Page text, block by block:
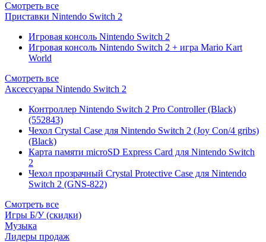
Смотреть все
Приставки Nintendo Switch 2
Игровая консоль Nintendo Switch 2
Игровая консоль Nintendo Switch 2 + игра Mario Kart
World
Смотреть все
Аксессуары Nintendo Switch 2
Контроллер Nintendo Switch 2 Pro Controller (Black)
(552843)
Чехол Сrystal Сase для Nintendo Switch 2 (Joy Con/4 gribs)
(Black)
Карта памяти microSD Express Card для Nintendo Switch
2
Чехол прозрачный Crystal Protective Case для Nintendo
Switch 2 (GNS-822)
Смотреть все
Игры Б/У (скидки)
Музыка
Лидеры продаж